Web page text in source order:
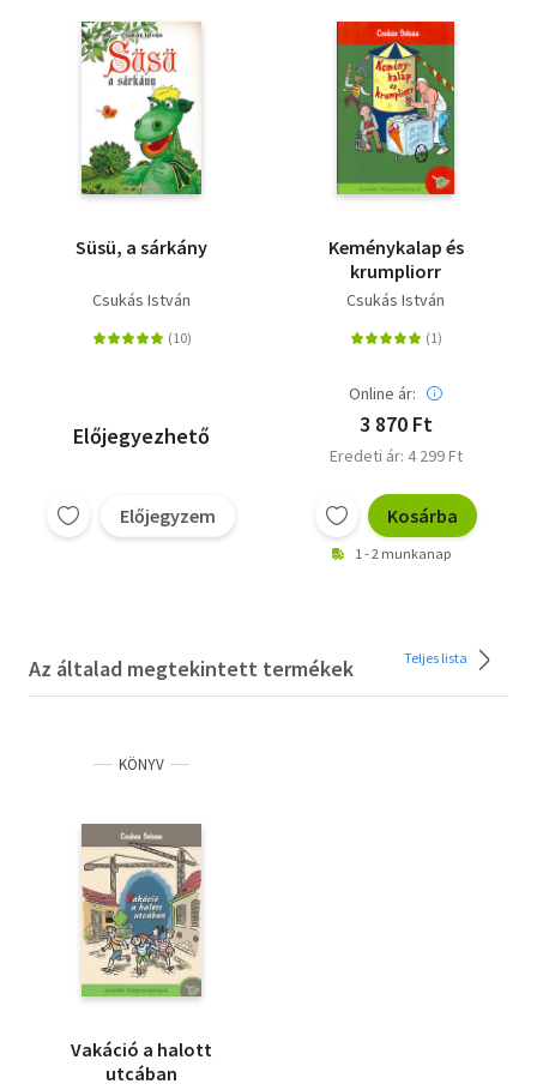
Süsü, a sárkány
Csukás István
Előjegyezhető
Előjegyzem
Keménykalap és
krumpliorr
Csukás István
Online ár:
3 870 Ft
Eredeti ár: 4 299 Ft
Kosárba
1 - 2 munkanap
Az általad megtekintett termékek Teljes lista
KÖNYV
Vakáció a halott
utcában